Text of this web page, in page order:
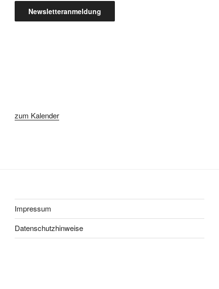
zum Kalender
Impressum
Datenschutzhinweise